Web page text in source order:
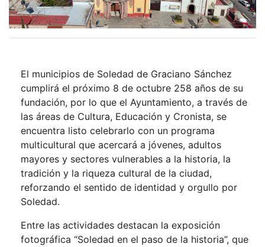
El municipios de Soledad de Graciano Sánchez
cumplirá el próximo 8 de octubre 258 años de su
fundación, por lo que el Ayuntamiento, a través de
las áreas de Cultura, Educación y Cronista, se
encuentra listo celebrarlo con un programa
multicultural que acercará a jóvenes, adultos
mayores y sectores vulnerables a la historia, la
tradición y la riqueza cultural de la ciudad,
reforzando el sentido de identidad y orgullo por
Soledad.
Entre las actividades destacan la exposición
fotográfica “Soledad en el paso de la historia”, que